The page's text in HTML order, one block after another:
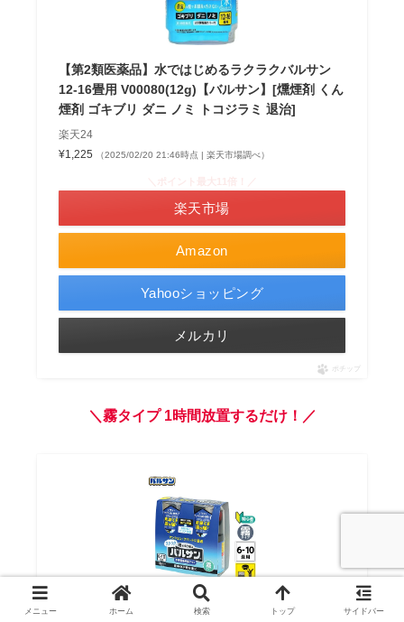
【第2類医薬品】水ではじめるラクラクバルサン
12-16畳用 V00080(12g)【バルサン】[燻煙剤 くん
煙剤 ゴキブリ ダニ ノミ トコジラミ 退治]
楽天24
¥1,225
（2025/02/20 21:46時点 | 楽天市場調べ）
Amazon
楽天市場
Yahooショッピング
メルカリ
ポチップ
＼霧タイプ 1時間放置するだけ！／
バルサン カメムシ対策 虫除け ムカデ 駆除 最強 屋
メニュー ホーム 検索 トップ サイドバー